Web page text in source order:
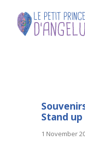
Stand
1 November